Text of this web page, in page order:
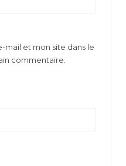
mail et mon site dans le
commentaire.